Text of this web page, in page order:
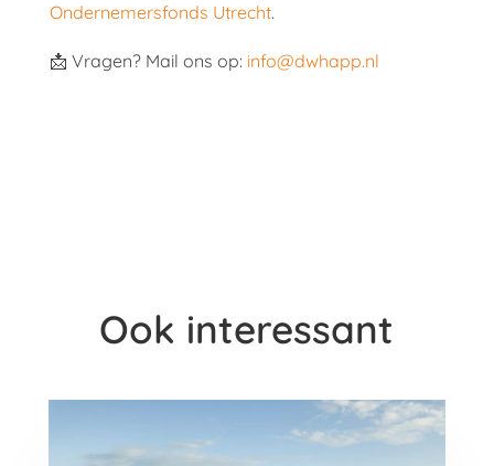
Ondernemersfonds Utrecht.
📩 Vragen? Mail ons op: info@dwhapp.nl
Ook interessant